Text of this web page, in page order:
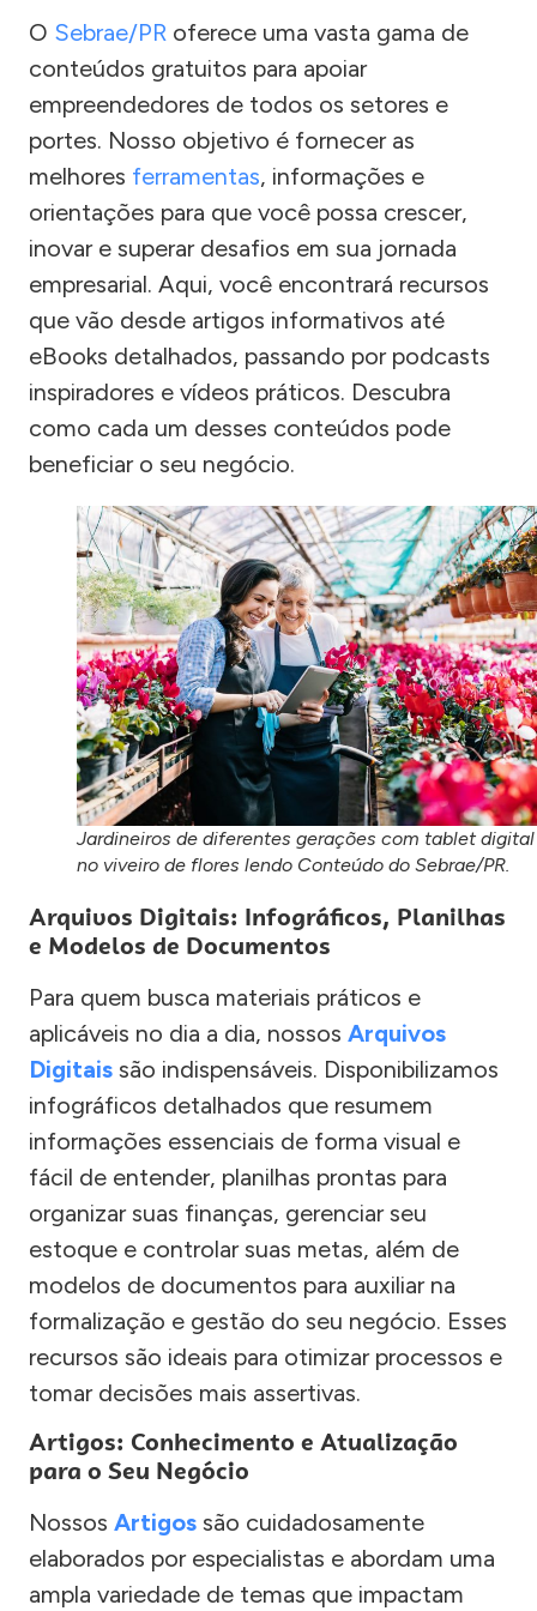
O Sebrae/PR oferece uma vasta gama de
conteúdos gratuitos para apoiar
empreendedores de todos os setores e
portes. Nosso objetivo é fornecer as
melhores ferramentas, informações e
orientações para que você possa crescer,
inovar e superar desafios em sua jornada
empresarial. Aqui, você encontrará recursos
que vão desde artigos informativos até
eBooks detalhados, passando por podcasts
inspiradores e vídeos práticos. Descubra
como cada um desses conteúdos pode
beneficiar o seu negócio.
Jardineiros de diferentes gerações com tablet digital
no viveiro de flores lendo Conteúdo do Sebrae/PR.
Arquivos Digitais: Infográficos, Planilhas
e Modelos de Documentos
Para quem busca materiais práticos e
aplicáveis no dia a dia, nossos Arquivos
Digitais são indispensáveis. Disponibilizamos
infográficos detalhados que resumem
informações essenciais de forma visual e
fácil de entender, planilhas prontas para
organizar suas finanças, gerenciar seu
estoque e controlar suas metas, além de
modelos de documentos para auxiliar na
formalização e gestão do seu negócio. Esses
recursos são ideais para otimizar processos e
tomar decisões mais assertivas.
Artigos: Conhecimento e Atualização
para o Seu Negócio
Nossos Artigos são cuidadosamente
elaborados por especialistas e abordam uma
ampla variedade de temas que impactam